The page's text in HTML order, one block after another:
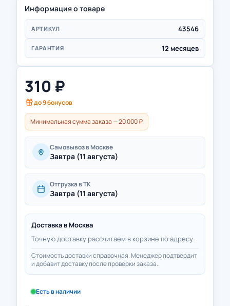
Информация о товаре
АРТИКУЛ 43546
ГАРАНТИЯ 12 месяцев
310 ₽
до9бонусов
Минимальная сумма заказа — 20 000 ₽
Самовывоз в Москве
Завтра (11 августа)
Отгрузка в ТК
Завтра (11 августа)
Доставка в Москва
Точную доставку рассчитаем в корзине по адресу.
Стоимость доставки справочная. Менеджер подтвердит
и добавит доставку после проверки заказа.
Есть в наличии